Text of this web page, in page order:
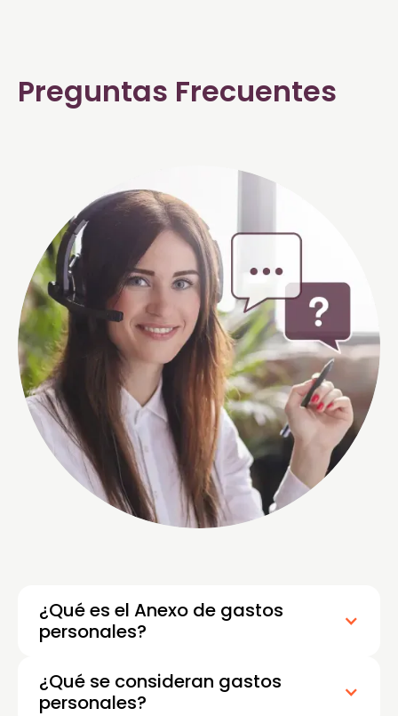
Preguntas Frecuentes
¿Qué es el Anexo de gastos
personales?
¿Qué se consideran gastos
personales?